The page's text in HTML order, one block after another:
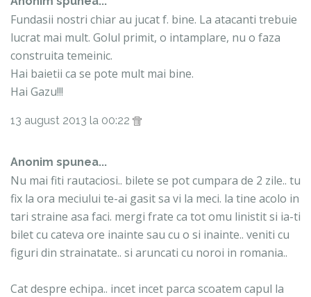
Fundasii nostri chiar au jucat f. bine. La atacanti trebuie
lucrat mai mult. Golul primit, o intamplare, nu o faza
construita temeinic.
Hai baietii ca se pote mult mai bine.
Hai Gazu!!!
13 august 2013 la 00:22
Anonim spunea...
Nu mai fiti rautaciosi.. bilete se pot cumpara de 2 zile.. tu
fix la ora meciului te-ai gasit sa vi la meci. la tine acolo in
tari straine asa faci. mergi frate ca tot omu linistit si ia-ti
bilet cu cateva ore inainte sau cu o si inainte.. veniti cu
figuri din strainatate.. si aruncati cu noroi in romania..
Cat despre echipa.. incet incet parca scoatem capul la